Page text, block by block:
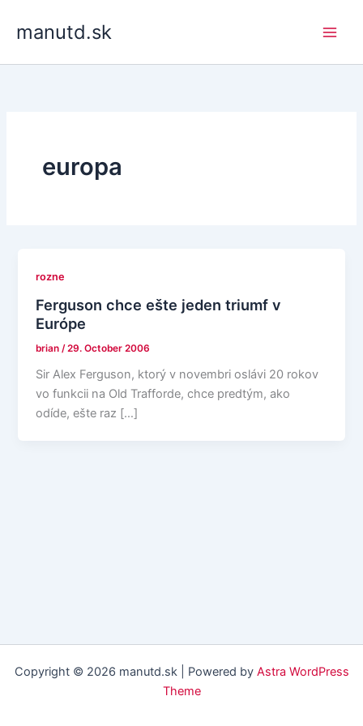
manutd.sk
europa
rozne
Ferguson chce ešte jeden triumf v
Európe
brian /29. October 2006
Sir Alex Ferguson, ktorý v novembri oslávi 20 rokov
vo funkcii na Old Trafforde, chce predtým, ako
odíde, ešte raz […]
Copyright © 2026 manutd.sk | Powered by Astra WordPress
Theme